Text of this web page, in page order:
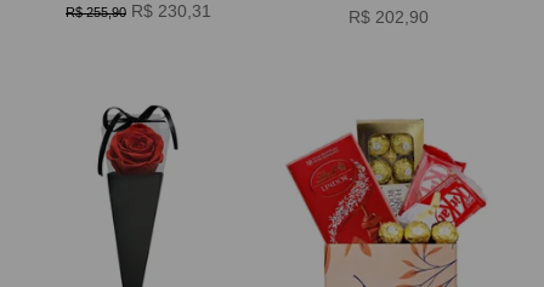
R$ 255,90 R$ 230,31 R$ 202,90